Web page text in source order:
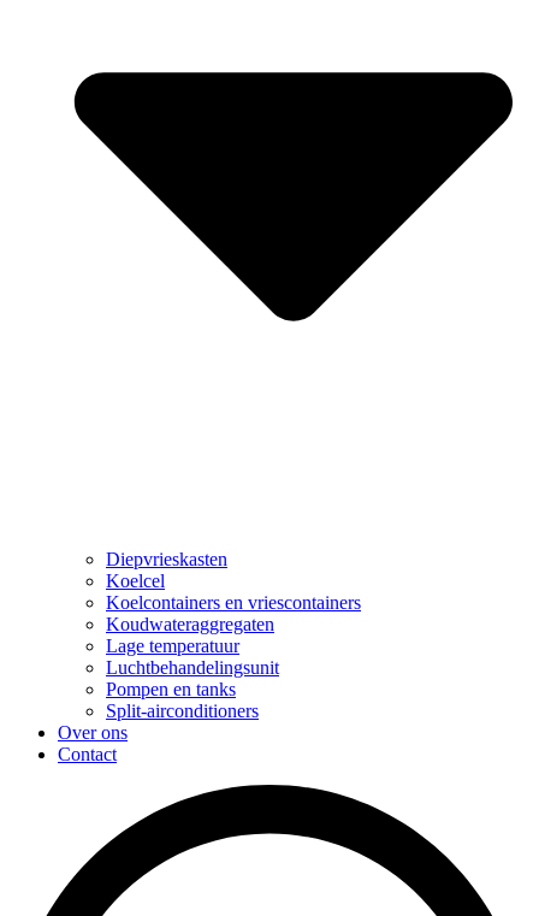
Diepvrieskasten
Koelcel
Koelcontainers en vriescontainers
Koudwateraggregaten
Lage temperatuur
Luchtbehandelingsunit
Pompen en tanks
Split-airconditioners
Over ons
Contact